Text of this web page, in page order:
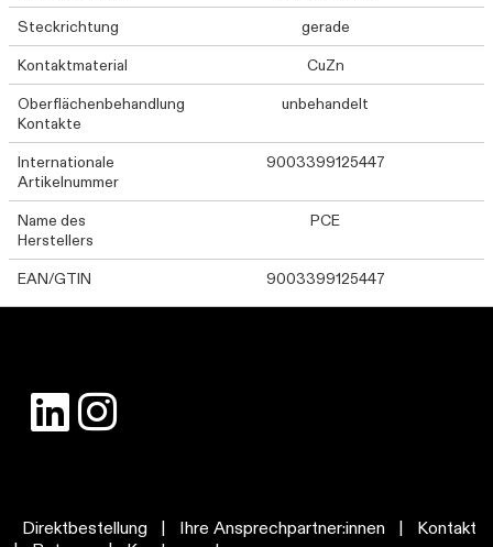
Steckrichtung
gerade
Kontaktmaterial
CuZn
Oberflächenbehandlung
Kontakte
unbehandelt
Internationale
Artikelnummer
9003399125447
Name des
Herstellers
PCE
EAN/GTIN 9003399125447
Direktbestellung | Ihre Ansprechpartner:innen |
Kontakt